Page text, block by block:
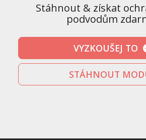
Stáhnout & získat
podvodům
VYZKOUŠEJ TO
STÁHNOUT